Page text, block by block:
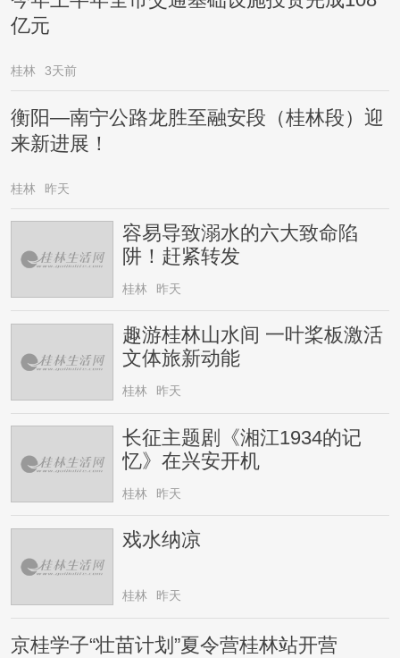
亿元
桂林 3天前
衡阳—南宁公路龙胜至融安段（桂林段）迎
来新进展！
桂林 昨天
容易导致溺水的六大致命陷
阱！赶紧转发
桂林 昨天
趣游桂林山水间 一叶桨板激活
文体旅新动能
桂林 昨天
长征主题剧《湘江1934的记
忆》在兴安开机
桂林 昨天
戏水纳凉
桂林 昨天
京桂学子“壮苗计划”夏令营桂林站开营